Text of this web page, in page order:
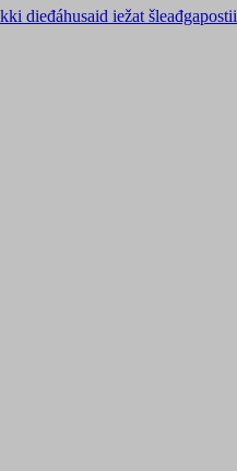
dieđáhusaid iežat šleađgapostii